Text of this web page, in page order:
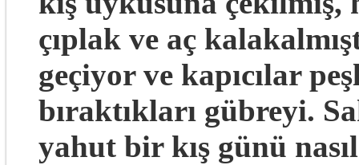
çıplak ve aç
geçiyor ve kapıcılar
bıraktıkları gübreyi.
yahut bir kış günü